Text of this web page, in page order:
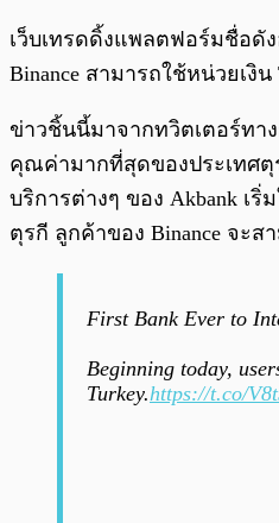
พร้อมเล่น
เว็บเทรดดิ้งแพลตฟอร์มชื่อดัง
Binance สามารถใช้หน่วยเงิ
ข่าวชิ้นนี้มาจากทวิตเตอร์ทา
คุณค่ามากที่สุดของประเทศตุ
บริการต่างๆ ของ Akbank เ
ตุรกี ลูกค้าของ Binance จะส
First Bank Ever to
Beginning today,
Turkey.https://t.co/